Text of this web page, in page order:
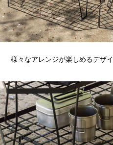
様々なアレンジが楽しめるデザイ